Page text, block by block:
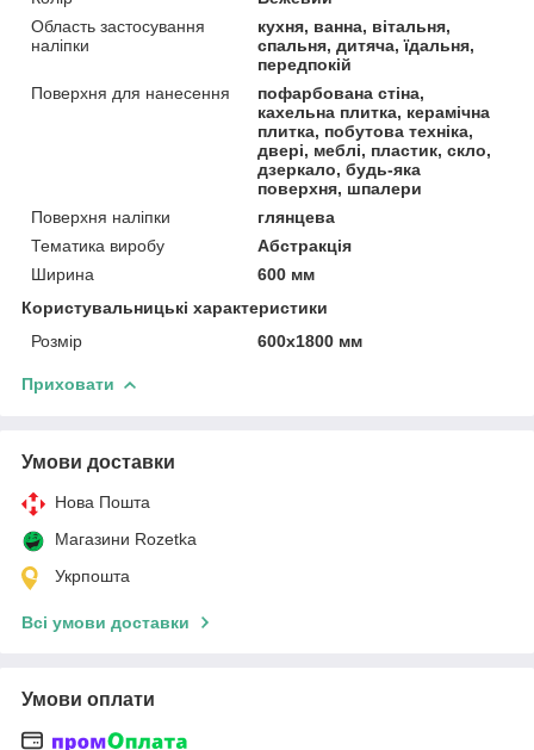
Область застосування
наліпки
кухня, ванна, вітальня,
спальня, дитяча, їдальня,
передпокій
Поверхня для нанесення
пофарбована стіна,
кахельна плитка, керамічна
плитка, побутова техніка,
двері, меблі, пластик, скло,
дзеркало, будь-яка
поверхня, шпалери
Поверхня наліпки
глянцева
Тематика виробу
Абстракція
Ширина
600 мм
Користувальницькі характеристики
Розмір
600х1800 мм
Приховати
Умови доставки
Нова Пошта
Магазини Rozetka
Укрпошта
Всі умови доставки
Умови оплати